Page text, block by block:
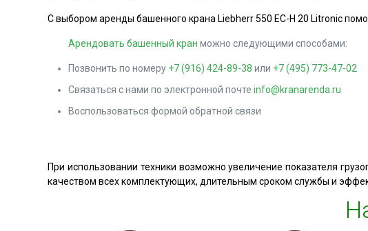
С выбором аренды башенного крана Liebherr 550 EC-H 20 Litronic
Арендовать башенный кран можно следующими способами:
Позвонить по номеру +7 (916) 424-89-38 или +7 (495) 773-47-02
Связаться с нами по электронной почтеinfo@kranarenda.ru
Воспользоваться формой обратной связи
При использовании техники возможно увеличение показателя
качеством всех комплектующих, длительным сроком службы и